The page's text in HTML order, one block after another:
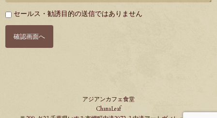
必 セールス・勧誘目的の送信ではありません
確認画面へ
アジアンカフェ食堂
ChanaLeaf